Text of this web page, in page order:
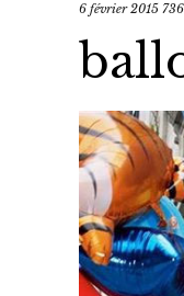
6 février 2015